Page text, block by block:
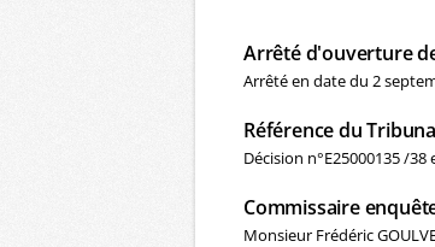
Arrêté d'ouverture
Arrêté en date du 2
Référence du
Décision n°E25000135 /
Commissaire
Monsieur Frédéric